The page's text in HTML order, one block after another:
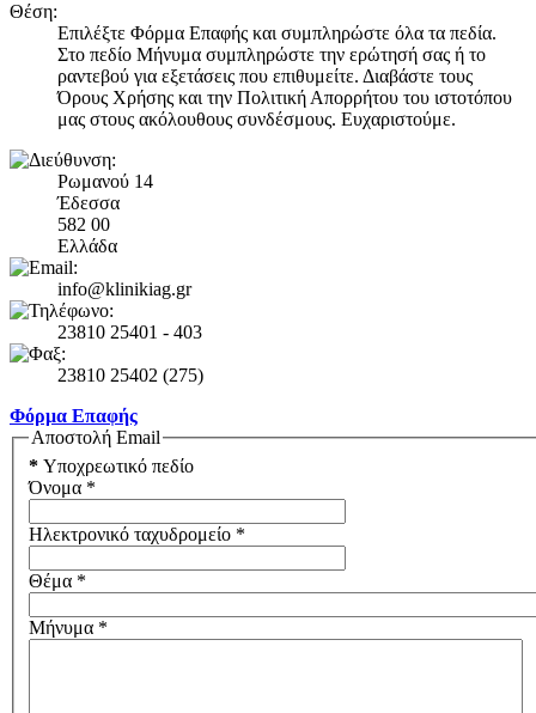
Θέση:
Επιλέξτε Φόρμα Επαφής και συμπληρώστε όλα τα πεδία.
Στο πεδίο Μήνυμα συμπληρώστε την ερώτησή σας ή το
ραντεβού για εξετάσεις που επιθυμείτε. Διαβάστε τους
Όρους Χρήσης και την Πολιτική Απορρήτου του ιστοτόπου
μας στους ακόλουθους συνδέσμους. Ευχαριστούμε.
Ρωμανού 14
Έδεσσα
582 00
Ελλάδα
info@klinikiag.gr
23810 25401 - 403
23810 25402 (275)
Φόρμα Επαφής
Αποστολή Email
* Υποχρεωτικό πεδίο
Όνομα *
Ηλεκτρονικό ταχυδρομείο *
Θέμα *
Μήνυμα *